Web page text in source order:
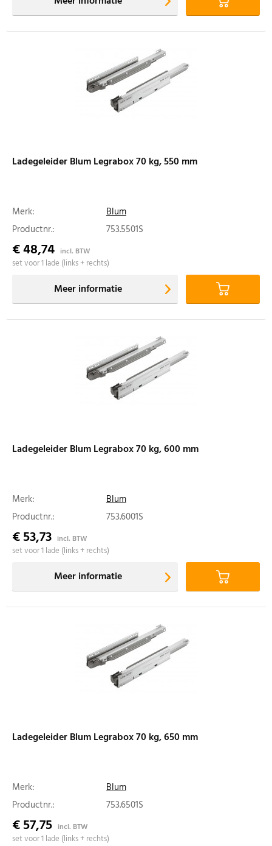
Ladegeleider Blum Legrabox 70 kg, 550 mm
Merk:
Blum
Productnr.:
753.5501S
€ 48,74 incl. BTW
set voor 1 lade (links + rechts)
Meer informatie
Ladegeleider Blum Legrabox 70 kg, 600 mm
Merk:
Blum
Productnr.:
753.6001S
€ 53,73 incl. BTW
set voor 1 lade (links + rechts)
Meer informatie
Ladegeleider Blum Legrabox 70 kg, 650 mm
Merk:
Blum
Productnr.:
753.6501S
€ 57,75 incl. BTW
set voor 1 lade (links + rechts)